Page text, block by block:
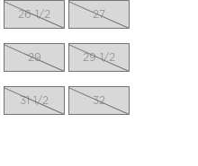
26 1/2 27
29 29 1/2
31 1/2 32